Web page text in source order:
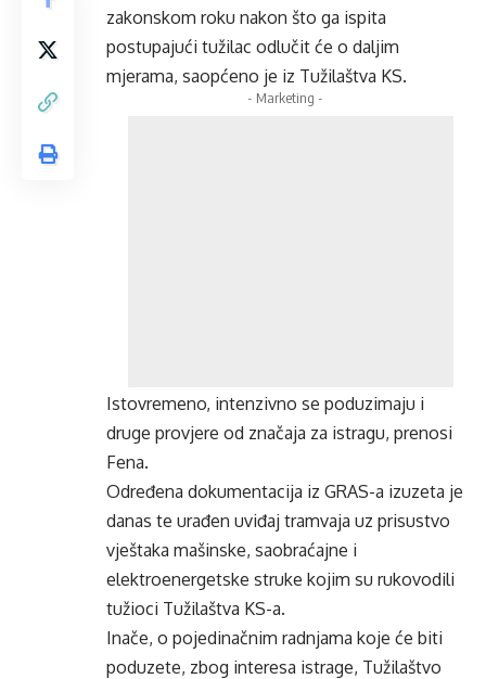
zakonskom roku nakon što ga ispita
postupajući tužilac odlučit će o daljim
mjerama, saopćeno je iz Tužilaštva KS.
- Marketing -
Istovremeno, intenzivno se poduzimaju i
druge provjere od značaja za istragu, prenosi
Fena.
Određena dokumentacija iz GRAS-a izuzeta je
danas te urađen uviđaj tramvaja uz prisustvo
vještaka mašinske, saobraćajne i
elektroenergetske struke kojim su rukovodili
tužioci Tužilaštva KS-a.
Inače, o pojedinačnim radnjama koje će biti
poduzete, zbog interesa istrage, Tužilaštvo